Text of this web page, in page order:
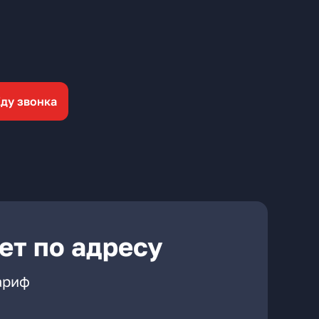
звонка
по адресу